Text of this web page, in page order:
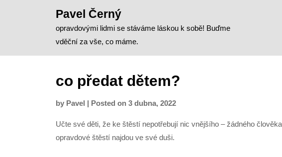
Pavel Černý
opravdovými lidmi se stáváme láskou k sobě! Buďme
vděční za vše, co máme.
co předat dětem?
by Pavel | Posted on 3 dubna, 2022
Učte své děti, že ke štěstí nepotřebují nic vnějšího – žádného
opravdové štěstí najdou ve své duši.